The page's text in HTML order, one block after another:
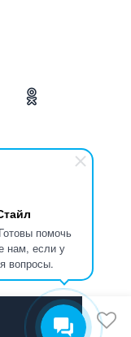
помочь
нам, если у
вопросы.
д 10